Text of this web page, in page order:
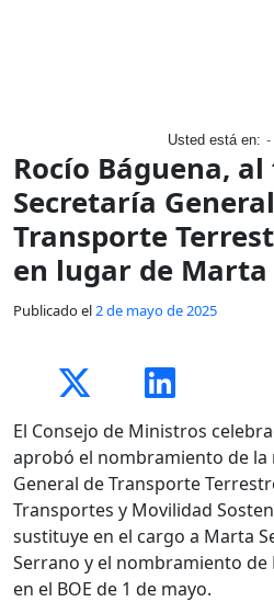
Usted está en:
Rocío Báguena,
Secretaría
Transporte
en lugar de Marta
Publicado el2 de mayo de 2025
El Consejo de Ministros
aprobó el nombramiento de la
General de Transporte
Transportes y Movilidad
sustituye en el cargo a Marta
Serrano y el nombramiento de
en el BOE de 1 de mayo.